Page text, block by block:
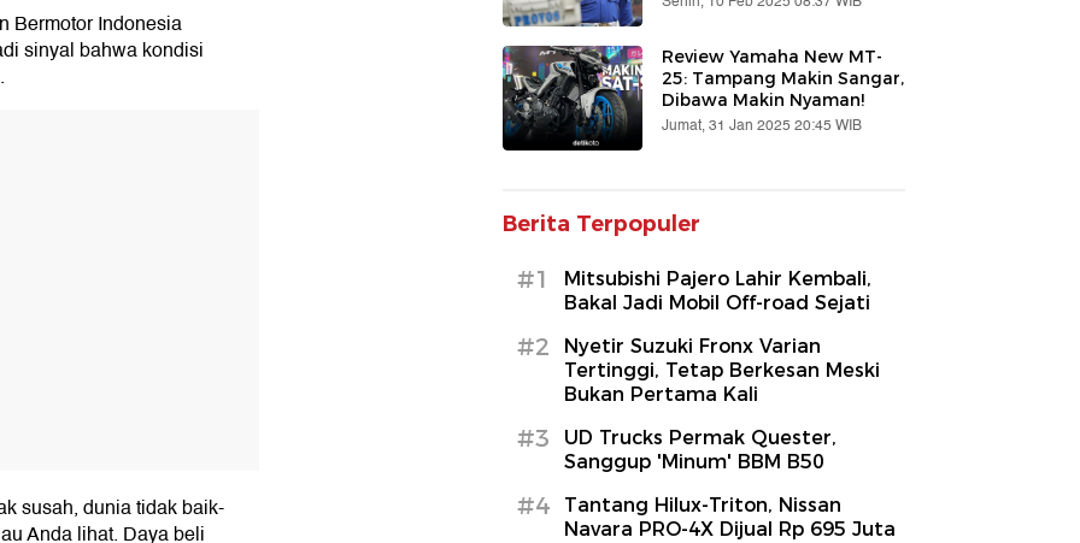
Bermotor Indonesia
sinyal bahwa kondisi
susah, dunia tidak baik-
Anda lihat. Daya beli
Review Yamaha New MT-
25: Tampang Makin Sangar,
Dibawa Makin Nyaman!
Jumat, 31 Jan 2025 20:45 WIB
Berita Terpopuler
#1
Mitsubishi Pajero Lahir Kembali,
Bakal Jadi Mobil Off-road Sejati
#2
Nyetir Suzuki Fronx Varian
Tertinggi, Tetap Berkesan Meski
Bukan Pertama Kali
#3
UD Trucks Permak Quester,
Sanggup 'Minum' BBM B50
#4
Tantang Hilux-Triton, Nissan
Navara PRO-4X Dijual Rp 695 Juta